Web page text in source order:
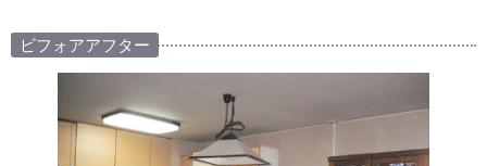
ビフォアアフター